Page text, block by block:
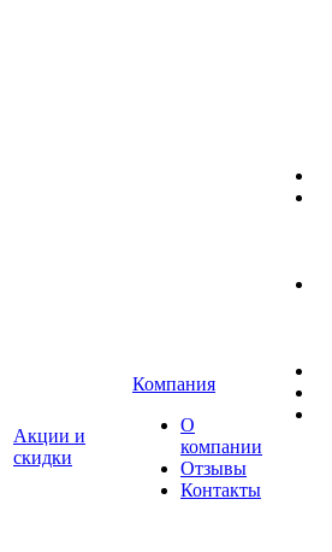
Акции и
скидки
Компания
О
компании
Отзывы
Контакты